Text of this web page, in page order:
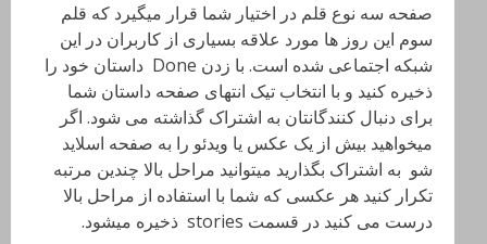
صفحه سه نوع قلم در اختیار شما قرار میگیرد که قلم
سوم این روز ها مورد علاقه بسیاری از کاربران در این
شبکه اجتماعی شده است. با زدن Done داستان خود را
ذخیره کنید و با انتخاب تیک انتهای صفحه داستان شما
برای دنبال کنندگانتان به اشتراک گذاشته می شود. اگر
میخواهید بیش از یک عکس یا ویدئو را به صفحه اسلاید
شو به اشتراک بگذارید میتوانید مراحل بالا چندین مرتبه
تکرار کنید هر عکسی که شما با استفاده از مراحل بالا
درست می کنید در قسمت stories ذخیره میشود.